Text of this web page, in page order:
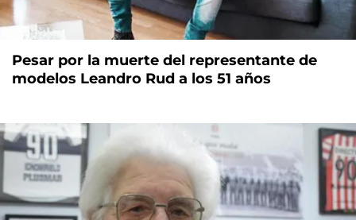
Pesar por la muerte del representante de
modelos Leandro Rud a los 51 años